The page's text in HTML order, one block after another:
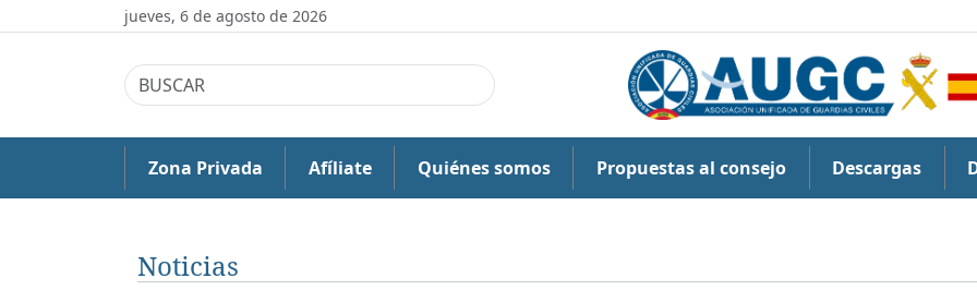
jueves, 6 de agosto de 2026
Zona Privada Afíliate Quiénes somos Propuestas al consejo Descargas
Noticias